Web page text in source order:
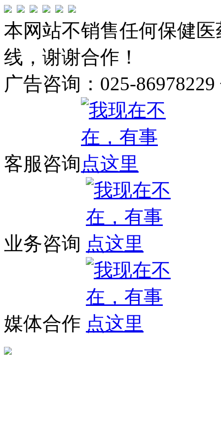
本网站不销售任何保健
线，谢谢合作！
广告咨询：025-86978229
客服咨询
业务咨询
媒体合作